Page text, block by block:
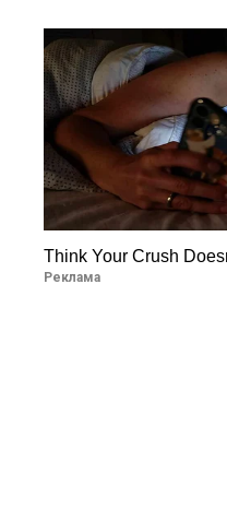
Think Your Crush
Реклама